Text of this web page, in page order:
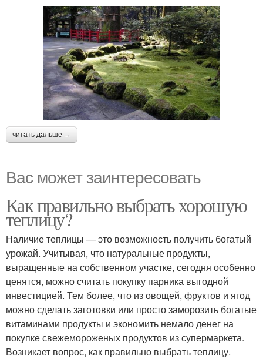
читать дальше →
Вас может заинтересовать
Как правильно выбрать хорошую
теплицу?
Наличие теплицы — это возможность получить богатый
урожай. Учитывая, что натуральные продукты,
выращенные на собственном участке, сегодня особенно
ценятся, можно считать покупку парника выгодной
инвестицией. Тем более, что из овощей, фруктов и ягод
можно сделать заготовки или просто заморозить богатые
витаминами продукты и экономить немало денег на
покупке свежемороженых продуктов из супермаркета.
Возникает вопрос, как правильно выбрать теплицу.